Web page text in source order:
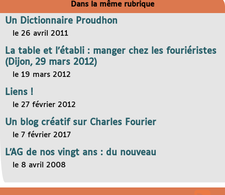
Dans la même rubrique
Un Dictionnaire Proudhon
le 26 avril 2011
La table et l’établi : manger chez les fouriéristes
(Dijon, 29 mars 2012)
le 19 mars 2012
Liens !
le 27 février 2012
Un blog créatif sur Charles Fourier
le 7 février 2017
L’AG de nos vingt ans : du nouveau
le 8 avril 2008